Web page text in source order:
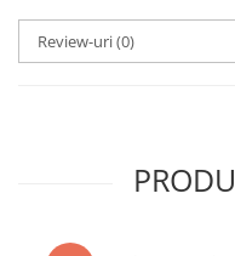
este
Acestag
SPARGE
Review-uri(0)